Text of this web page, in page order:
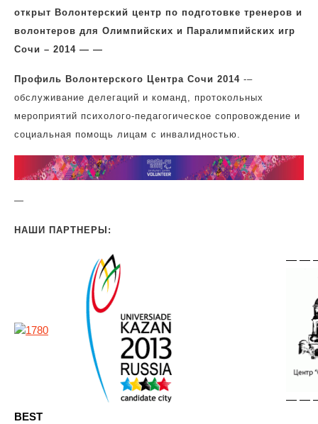
открыт Волонтерский центр по подготовке тренеров и
волонтеров для Олимпийских и Паралимпийских игр
Сочи – 2014 — —
Профиль Волонтерского Центра Сочи 2014 -–
обслуживание делегаций и команд, протокольных
мероприятий психолого-педагогическое сопровождение и
социальная помощь лицам с инвалидностью.
—
НАШИ ПАРТНЕРЫ:
— —
— —
BEST